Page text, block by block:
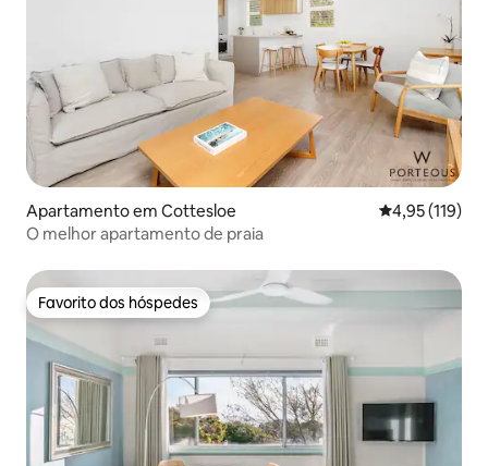
Apartamento em Cottesloe Classificação
4,95 (119)
O melhor apartamento de praia
Favorito dos hóspedes
Favorito dos hóspedes